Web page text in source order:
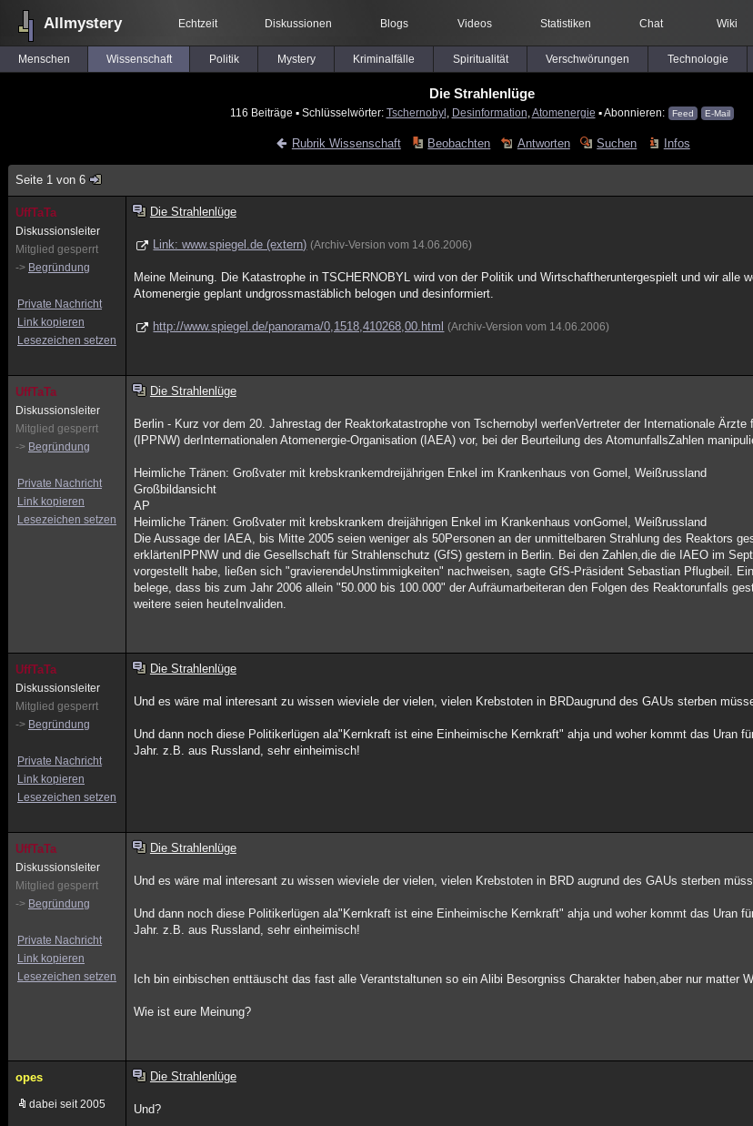
Allmystery Echtzeit Diskussionen Blogs Videos Statistiken Chat Wiki
Menschen Wissenschaft Politik Mystery Kriminalfälle Spiritualität Verschwörungen Technologie
Die Strahlenlüge
116 Beiträge ▪ Schlüsselwörter: Tschernobyl Desinformation Atomenergie ▪ Abonnieren: Feed E-Mail
Rubrik Wissenschaft Beobachten Antworten Suchen Infos
Seite 1 von 6
UffTaTa
Diskussionsleiter
Mitglied gesperrt
-> Begründung
Private Nachricht
Link kopieren
Lesezeichen setzen
Die Strahlenlüge
Link: www.spiegel.de (extern) (Archiv-Version vom 14.06.2006)
Meine Meinung. Die Katastrophe in TSCHERNOBYL wird von der Politik und Wirtschaftheruntergespielt und wir alle
Atomenergie geplant undgrossmastäblich belogen und desinformiert.
http://www.spiegel.de/panorama/0,1518,410268,00.html (Archiv-Version vom 14.06.2006)
UffTaTa
Diskussionsleiter
Mitglied gesperrt
-> Begründung
Private Nachricht
Link kopieren
Lesezeichen setzen
Die Strahlenlüge
Berlin - Kurz vor dem 20. Jahrestag der Reaktorkatastrophe von Tschernobyl werfenVertreter der Internationale Ärzte
(IPPNW) derInternationalen Atomenergie-Organisation (IAEA) vor, bei der Beurteilung des AtomunfallsZahlen
Heimliche Tränen: Großvater mit krebskrankemdreijährigen Enkel im Krankenhaus von Gomel, Weißrussland
Großbildansicht
AP
Heimliche Tränen: Großvater mit krebskrankem dreijährigen Enkel im Krankenhaus vonGomel, Weißrussland
Die Aussage der IAEA, bis Mitte 2005 seien weniger als 50Personen an der unmittelbaren Strahlung des Reaktors
erklärtenIPPNW und die Gesellschaft für Strahlenschutz (GfS) gestern in Berlin. Bei den Zahlen,die die IAEO im
vorgestellt habe, ließen sich "gravierendeUnstimmigkeiten" nachweisen, sagte GfS-Präsident Sebastian Pflugbeil.
belege, dass bis zum Jahr 2006 allein "50.000 bis 100.000" der Aufräumarbeiteran den Folgen des Reaktorunfalls
weitere seien heuteInvaliden.
UffTaTa
Diskussionsleiter
Mitglied gesperrt
-> Begründung
Private Nachricht
Link kopieren
Lesezeichen setzen
Die Strahlenlüge
Und es wäre mal interesant zu wissen wieviele der vielen, vielen Krebstoten in BRDaugrund des GAUs sterben
Und dann noch diese Politikerlügen ala"Kernkraft ist eine Einheimische Kernkraft" ahja und woher kommt das Uran
Jahr. z.B. aus Russland, sehr einheimisch!
UffTaTa
Diskussionsleiter
Mitglied gesperrt
-> Begründung
Private Nachricht
Link kopieren
Lesezeichen setzen
Die Strahlenlüge
Und es wäre mal interesant zu wissen wieviele der vielen, vielen Krebstoten in BRD augrund des GAUs sterben
Und dann noch diese Politikerlügen ala"Kernkraft ist eine Einheimische Kernkraft" ahja und woher kommt das Uran
Jahr. z.B. aus Russland, sehr einheimisch!
Ich bin einbischen enttäuscht das fast alle Verantstaltunen so ein Alibi Besorgniss Charakter haben,aber nur matter
Wie ist eure Meinung?
opes
dabei seit 2005
Die Strahlenlüge
Und?